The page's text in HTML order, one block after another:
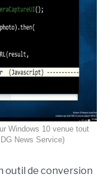
Windows 10 venue tout
News Service)
outil de conversion